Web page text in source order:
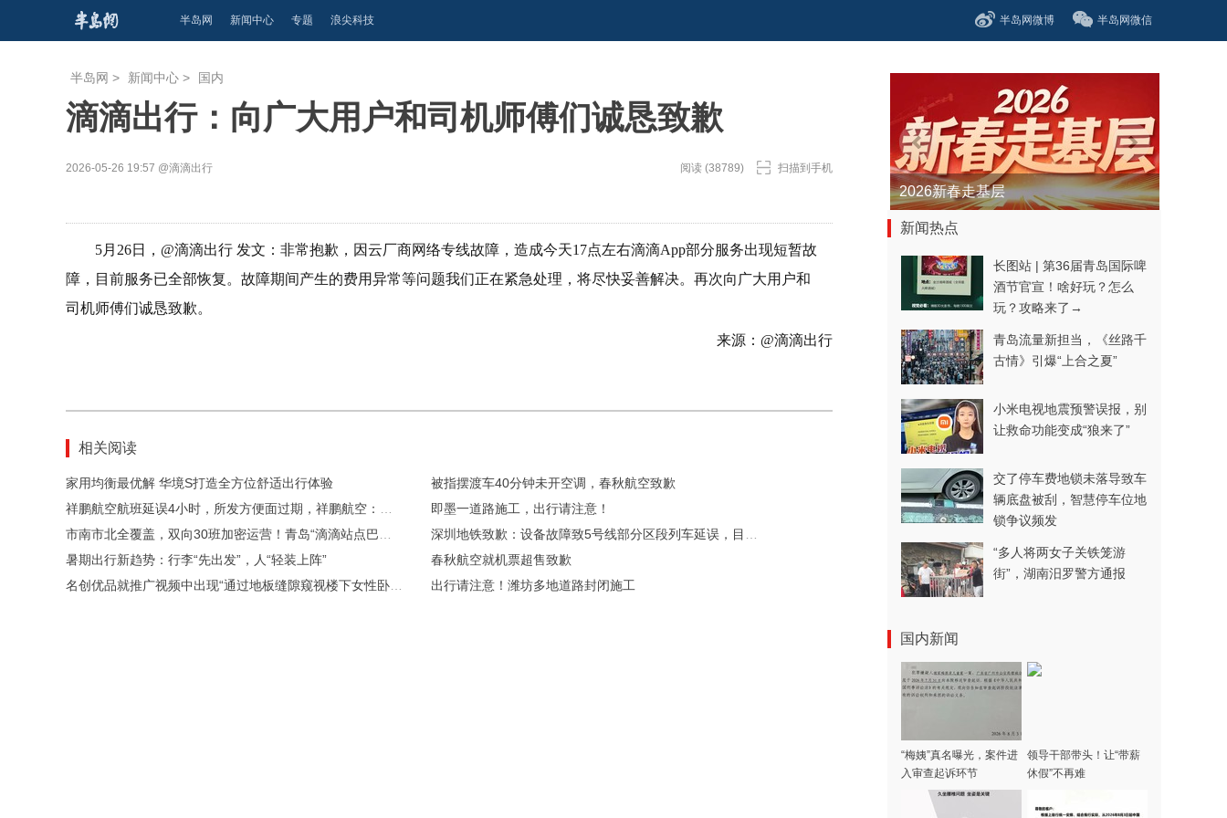
半岛网 新闻中心 专题 浪尖科技 半岛网微博 半岛网微信
半岛网 > 新闻中心 > 国内
滴滴出行：向广大用户和司机师傅们诚恳致歉
2026-05-26 19:57 @滴滴出行 阅读 (38789) 扫描到手机
5月26日，@滴滴出行 发文：非常抱歉，因云厂商网络专线故障，造成今天17点左右滴滴App部分服务出现短暂故
障，目前服务已全部恢复。故障期间产生的费用异常等问题我们正在紧急处理，将尽快妥善解决。再次向广大用户和
司机师傅们诚恳致歉。
来源：@滴滴出行
相关阅读
家用均衡最优解 华境S打造全方位舒适出行体验
被指摆渡车40分钟未开空调，春秋航空致歉
即墨一道路施工，出行请注意！
暑期出行新趋势：行李“先出发”，人“轻装上阵”
春秋航空就机票超售致歉
出行请注意！潍坊多地道路封闭施工
2026新春走基层
新闻热点
长图站 | 第36届青岛国际啤
酒节官宣！啥好玩？怎么
玩？攻略来了→
青岛流量新担当，《丝路千
古情》引爆“上合之夏”
小米电视地震预警误报，别
让救命功能变成“狼来了”
交了停车费地锁未落导致车
辆底盘被刮，智慧停车位地
锁争议频发
“多人将两女子关铁笼游
街”，湖南汨罗警方通报
国内新闻
“梅姨”真名曝光，案件进
入审查起诉环节
领导干部带头！让“带薪
休假”不再难